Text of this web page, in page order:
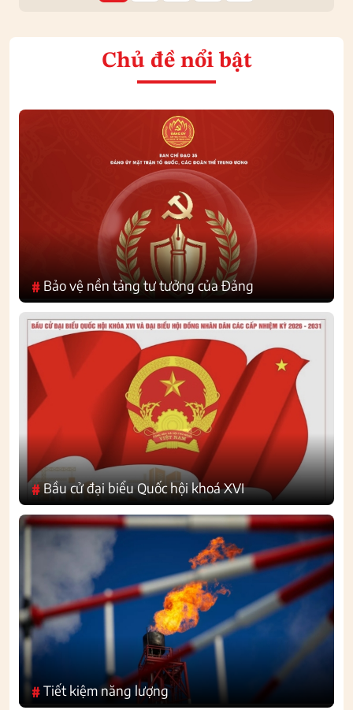
Chủ đề nổi bật
# Bảo vệ nền tảng tư tưởng của Đảng
#Bầu cử đại biểu Quốc hội khoá XVI
#Tiết kiệm năng lượng